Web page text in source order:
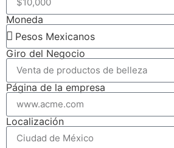
Moneda
Giro del Negocio
Página de la empresa
Localización